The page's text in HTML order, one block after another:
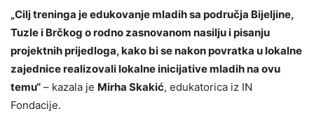
„Cilj treninga je edukovanje mladih sa područja Bijeljine,
Tuzle i Brčkog o rodno zasnovanom nasilju i pisanju
projektnih prijedloga, kako bi se nakon povratka u lokalne
zajednice realizovali lokalne inicijative mladih na ovu
temu“ – kazala je Mirha Skakić, edukatorica iz IN
Fondacije.